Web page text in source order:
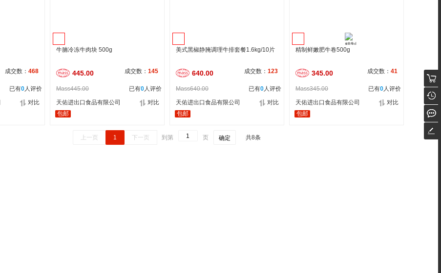
成交数： 468
已有0人评价
对比
牛腩冷冻牛肉块 500g
445.00 成交数： 145
Mass445.00 已有0人评价
天佑进出口食品有限公司
对比
包邮
美式黑椒静腌调理牛排套餐1.6kg/10片
640.00 成交数： 123
Mass640.00 已有0人评价
天佑进出口食品有限公司
对比
包邮
精制鲜嫩肥牛卷500g
345.00 成交数： 41
Mass345.00 已有0人评价
天佑进出口食品有限公司
对比
包邮
上一页 1 下一页 到第 页 确定 共8条